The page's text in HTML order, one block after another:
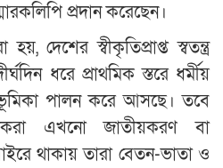
প্রদান করেছেন।
দেশের স্বীকৃতিপ্রাপ্ত স্বতন্ত্র
ধরে প্রাথমিক স্তরে ধর্মীয়
ভূমিকা পালন করে আসছে। তবে
এখনো জাতীয়করণ বা
থাকায় তারা বেতন-ভাতা ও